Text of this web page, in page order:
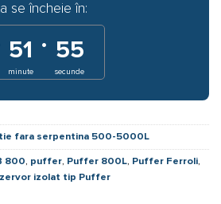
se încheie în:
51
minute
· 54
secunde
fara serpentina 500-5000L
800, puffer, Puffer 800L, Puffer Ferroli,
izolat tip Puffer